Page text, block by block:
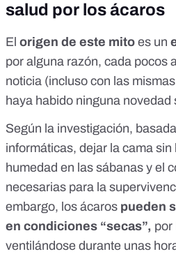
salud por los ácaros
El origen de este mito es un
por alguna razón, cada pocos
noticia (incluso con las
haya habido ninguna novedad
Según la investigación,
informáticas, dejar la cama
humedad en las sábanas y el
necesarias para la
embargo, los ácaros pueden
en condiciones “secas”, por
ventilándose durante unas